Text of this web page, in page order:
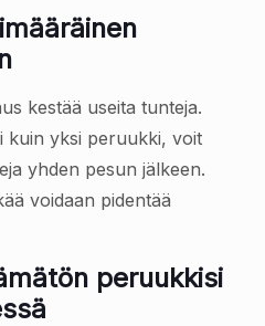
kestää useita tunteja.
kuin yksi peruukki, voit
yhden pesun jälkeen.
voidaan pidentää
peruukkisi